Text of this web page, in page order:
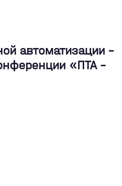
автоматизации -
«ПТА –